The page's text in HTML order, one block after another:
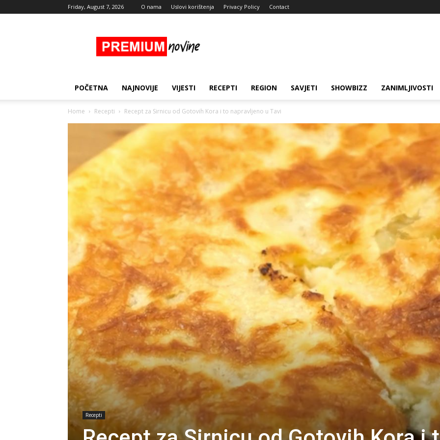
Friday, August 7, 2026 O nama Uslovi korištenja Privacy Policy Contact
Novine
POČETNA NAJNOVIJE VIJESTI RECEPTI REGION SAVJETI SHOWBIZZ ZANIMLJIVOSTI
Home Recepti Recept za Sirnicu od Gotovih Kora i to napravljeno u Tavi
Recepti